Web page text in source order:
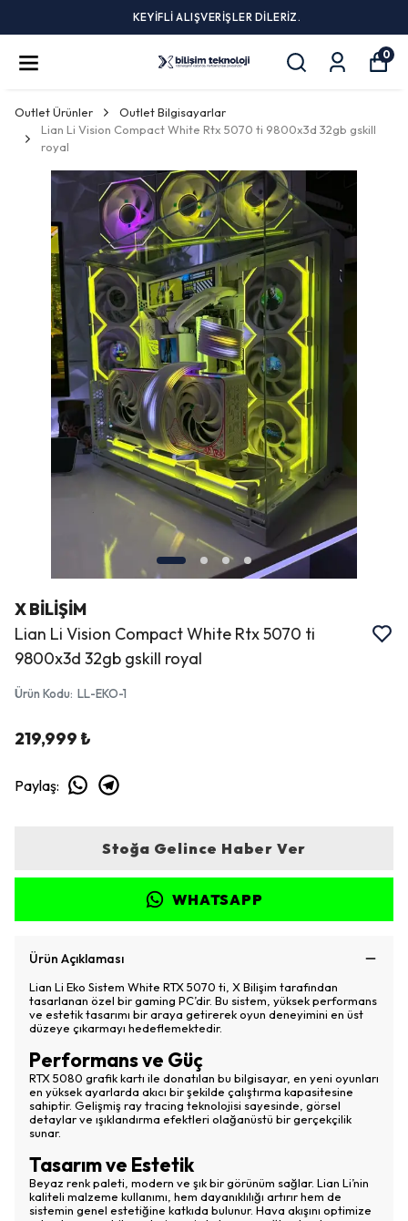
KEYİFLİ ALIŞVERİŞLER DİLERİZ.
0
Outlet Ürünler
Outlet Bilgisayarlar
Lian Li Vision Compact White Rtx 5070 ti 9800x3d 32gb gskill
royal
X BİLİŞİM
Lian Li Vision Compact White Rtx 5070 ti
9800x3d 32gb gskill royal
Ürün Kodu: LL-EKO-1
219,999 ₺
Paylaş:
Stoğa Gelince Haber Ver
WHATSAPP
Ürün Açıklaması
Lian Li Eko Sistem White RTX 5070 ti, X Bilişim tarafından
tasarlanan özel bir gaming PC’dir. Bu sistem, yüksek performans
ve estetik tasarımı bir araya getirerek oyun deneyimini en üst
düzeye çıkarmayı hedeflemektedir.
Performans ve Güç
RTX 5080 grafik kartı ile donatılan bu bilgisayar, en yeni oyunları
en yüksek ayarlarda akıcı bir şekilde çalıştırma kapasitesine
sahiptir. Gelişmiş ray tracing teknolojisi sayesinde, görsel
detaylar ve ışıklandırma efektleri olağanüstü bir gerçekçilik
sunar.
Tasarım ve Estetik
Beyaz renk paleti, modern ve şık bir görünüm sağlar. Lian Li’nin
kaliteli malzeme kullanımı, hem dayanıklılığı artırır hem de
sistemin genel estetiğine katkıda bulunur. Hava akışını optimize